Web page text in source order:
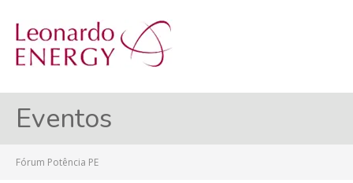
Eventos
Fórum Potência PE